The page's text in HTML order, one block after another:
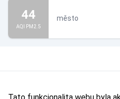
44
AQI PM2.5
město